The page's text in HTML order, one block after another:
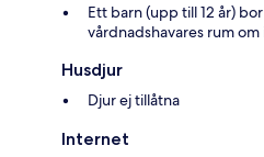
Ett barn (upp till 12 år)
vårdnadshavares rum
Husdjur
Djur ej tillåtna
Internet